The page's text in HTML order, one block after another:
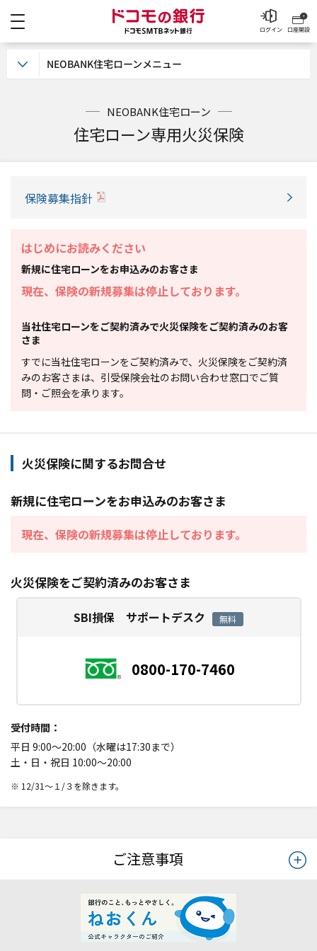
ドコモの銀行 ドコモ
口座開設
ログイン
NEOBANK住宅ローン
住宅ローン専用火災保険
保険募集指針
はじめにお読みください
新規に住宅ローンをお申込みのお客さま
現在、保険の新規募集は停止しております。
当社住宅ローンをご契約済みで火災保険をご契約済みのお客
さま
すでに当社住宅ローンをご契約済みで、火災保険をご契約済
みのお客さまは、引受保険会社のお問い合わせ窓口でご質
問・ご照会を承ります。
火災保険に関するお問合せ
新規に住宅ローンをお申込みのお客さま
現在、保険の新規募集は停止しております。
火災保険をご契約済みのお客さま
SBI損保 サポートデスク 無料
0800-170-7460
受付時間
平日 9:00～20:00（水曜は17:30まで）
土・日・祝日 10:00～20:00
※ 12/31～１/３を除きます。
ご注意事項
NEOBANK住宅ローンメニュー